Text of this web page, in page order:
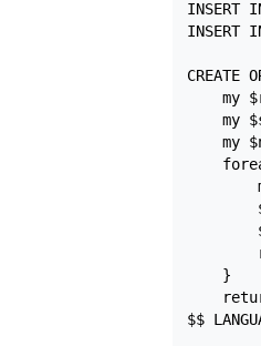
CREATE
my
my
my
    }
$$